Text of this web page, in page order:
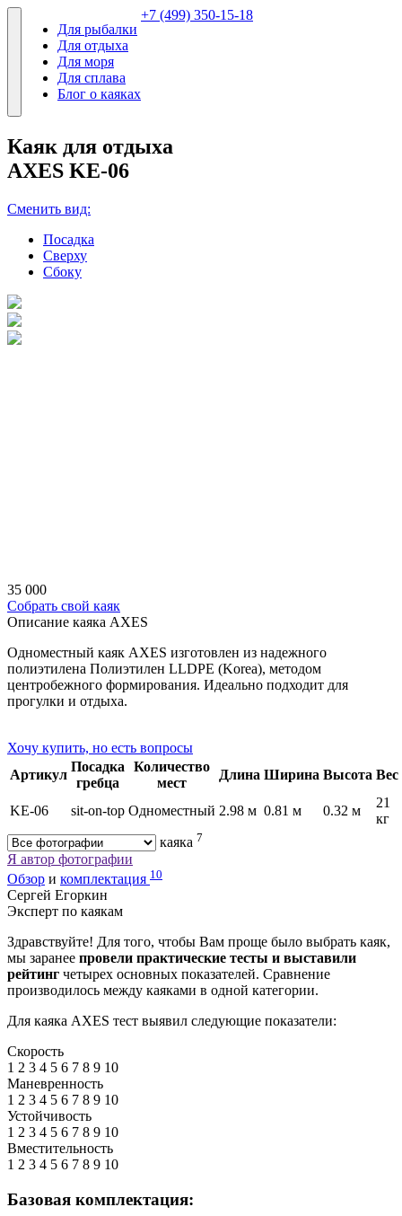
Для рыбалки
Для отдыха
Для моря
Для сплава
Блог о каяках
+7 (499) 350-15-18
Каяк для отдыха
AXES KE-06
Сменить вид:
Посадка
Сверху
Сбоку
35 000
Собрать свой каяк
Описание каяка AXES
Одноместный каяк AXES изготовлен из надежного
полиэтилена Полиэтилен LLDPE (Korea), методом
центробежного формирования. Идеально подходит для
прогулки и отдыха.
Хочу купить, но есть вопросы
Артикул
Посадка
гребца
Количество
мест
Длина Ширина Высота Вес
KE-06 sit-on-top Одноместный 2.98 м 0.81 м 0.32 м
21
кг
каяка 7
Я автор фотографии
Обзор и комплектация 10
Сергей Егоркин
Эксперт по каякам
Здравствуйте! Для того, чтобы Вам проще было выбрать каяк,
мы заранее провели практические тесты и выставили
рейтинг четырех основных показателей. Сравнение
производилось между каяками в одной категории.
Для каяка AXES тест выявил следующие показатели:
Скорость
1 2 3 4 5 6 7 8 9 10
Маневренность
1 2 3 4 5 6 7 8 9 10
Устойчивость
1 2 3 4 5 6 7 8 9 10
Вместительность
1 2 3 4 5 6 7 8 9 10
Базовая комплектация: